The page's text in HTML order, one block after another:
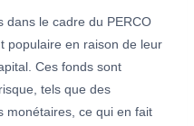
dans le cadre du PERCO
populaire en raison de leur
Ces fonds sont
tels que des
monétaires, ce qui en fait